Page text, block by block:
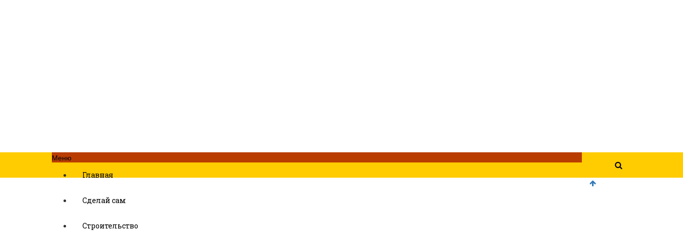
Меню
Главная
Сделай сам
Строительство